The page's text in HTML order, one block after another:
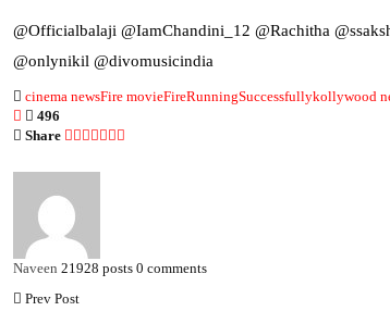
@Officialbalaji @IamChandini_12 @Rachitha
@onlynikil @divomusicindia
cinema newsFire movieFireRunningSuccessfullykollywood
496
Share
Naveen 21928 posts 0 comments
Prev Post